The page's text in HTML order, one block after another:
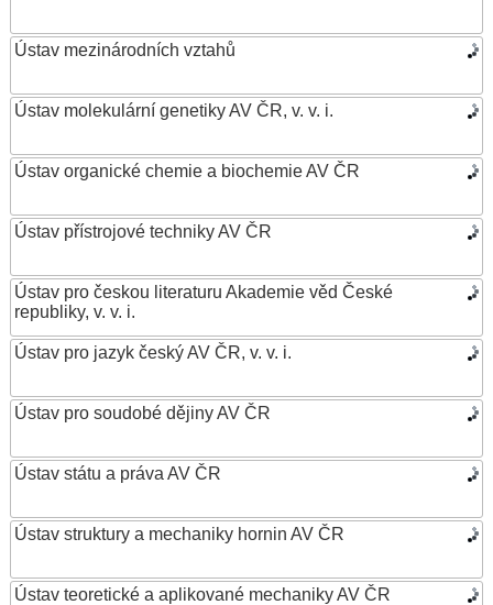
Ústav mezinárodních vztahů
Ústav molekulární genetiky AV ČR, v. v. i.
Ústav organické chemie a biochemie AV ČR
Ústav přístrojové techniky AV ČR
Ústav pro českou literaturu Akademie věd České
republiky, v. v. i.
Ústav pro jazyk český AV ČR, v. v. i.
Ústav pro soudobé dějiny AV ČR
Ústav státu a práva AV ČR
Ústav struktury a mechaniky hornin AV ČR
Ústav teoretické a aplikované mechaniky AV ČR